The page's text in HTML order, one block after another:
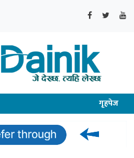
गृहपेज